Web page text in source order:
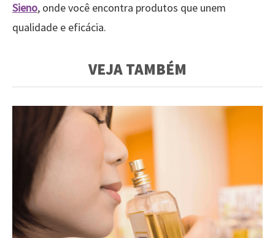
Sieno, onde você encontra produtos que unem
qualidade e eficácia.
VEJA TAMBÉM